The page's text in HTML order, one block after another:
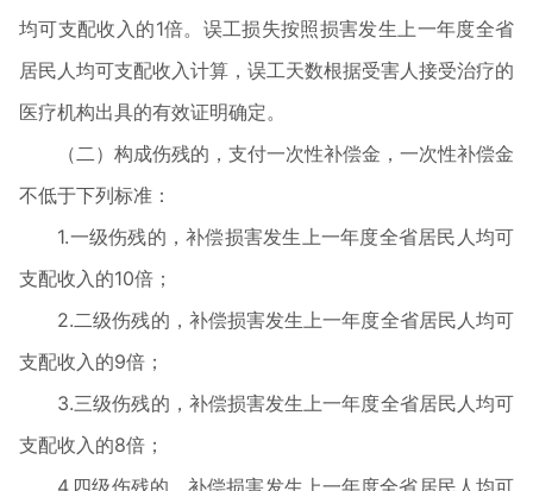
均可支配收入的1倍。误工损失按照损害发生上一年度全省
居民人均可支配收入计算，误工天数根据受害人接受治疗的
医疗机构出具的有效证明确定。
（二）构成伤残的，支付一次性补偿金，一次性补偿金
不低于下列标准：
1.一级伤残的，补偿损害发生上一年度全省居民人均可
支配收入的10倍；
2.二级伤残的，补偿损害发生上一年度全省居民人均可
支配收入的9倍；
3.三级伤残的，补偿损害发生上一年度全省居民人均可
支配收入的8倍；
4.四级伤残的，补偿损害发生上一年度全省居民人均可